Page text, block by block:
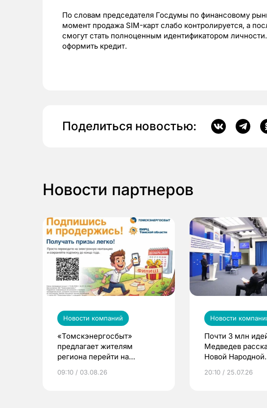
По словам председателя Госдумы по финансовому
момент продажа SIM-карт слабо контролируется, а
смогут стать полноценным идентификатором
оформить кредит.
Поделиться новостью:
Новости партнеров
Новости компаний
«Томскэнергосбыт»
предлагает жителям
региона перейти на
выиграть призы
09:10 / 03.08.26
Новости
Почти 3 млн
Медведев
Новой Народной
20:10 / 25.07.26